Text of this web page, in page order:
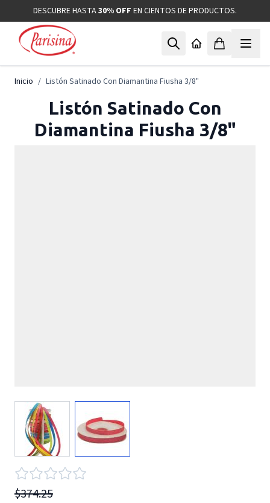
Ir al contenidoDESCUBRE HASTA30% OFF EN CIENTOS DE PRODUCTOS.
Inicio / Listón Satinado Con Diamantina Fiusha 3/8"
Listón Satinado Con
Diamantina Fiusha 3/8"
View larger image
$374.25